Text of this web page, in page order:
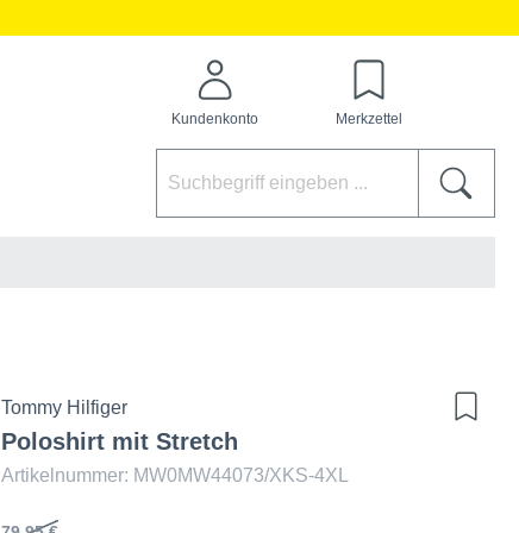
Kundenkonto Merkzettel
Tommy Hilfiger
Poloshirt mit Stretch
Artikelnummer: MW0MW44073/XKS-4XL